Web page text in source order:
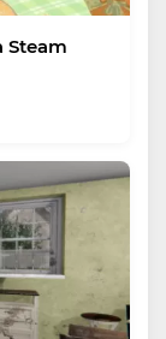
Steam